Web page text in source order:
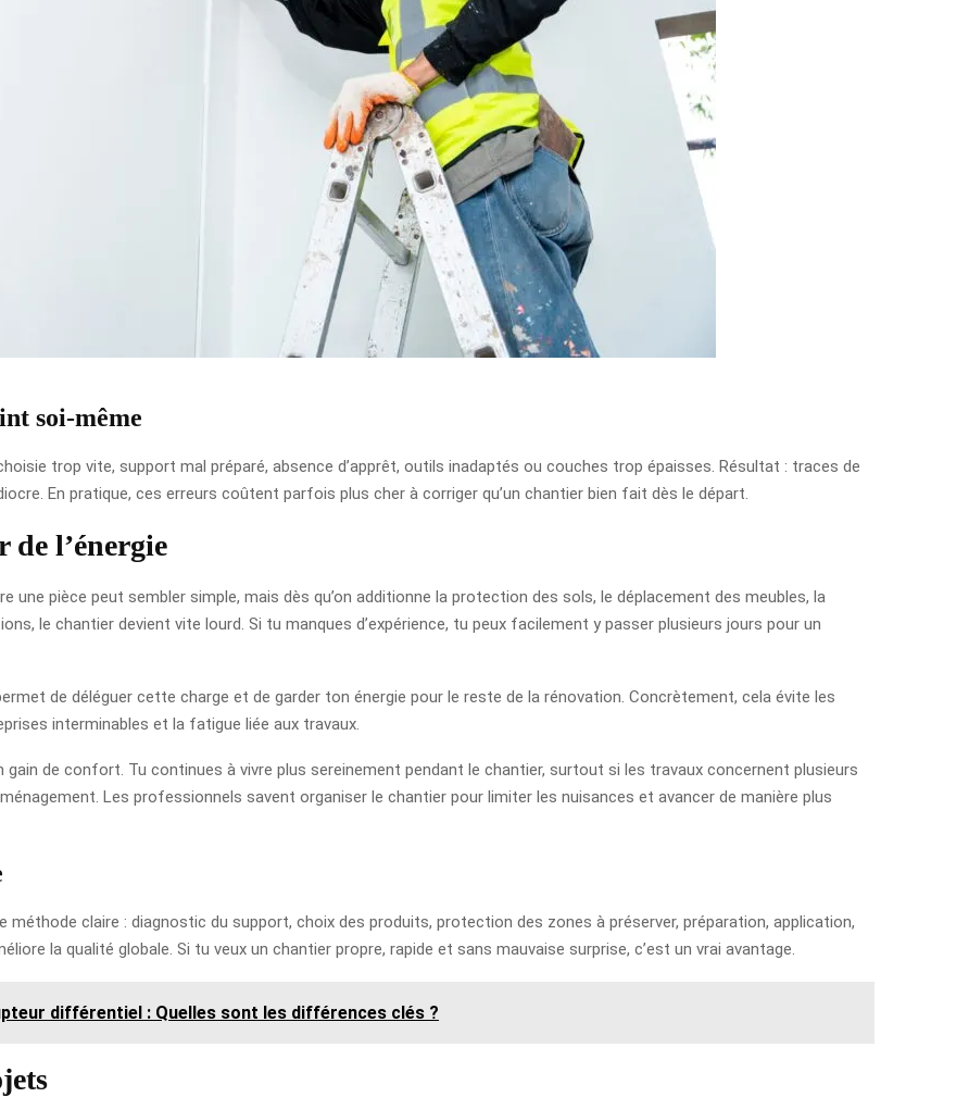
soi-même
trop vite, support mal préparé, absence d’apprêt, outils inadaptés ou couches trop épaisses. Résultat : traces de
En pratique, ces erreurs coûtent parfois plus cher à corriger qu’un chantier bien fait dès le départ.
de l’énergie
une pièce peut sembler simple, mais dès qu’on additionne la protection des sols, le déplacement des meubles, la
le chantier devient vite lourd. Si tu manques d’expérience, tu peux facilement y passer plusieurs jours pour un
de déléguer cette charge et de garder ton énergie pour le reste de la rénovation. Concrètement, cela évite les
interminables et la fatigue liée aux travaux.
de confort. Tu continues à vivre plus sereinement pendant le chantier, surtout si les travaux concernent plusieurs
Les professionnels savent organiser le chantier pour limiter les nuisances et avancer de manière plus
méthode claire : diagnostic du support, choix des produits, protection des zones à préserver, préparation, application,
la qualité globale. Si tu veux un chantier propre, rapide et sans mauvaise surprise, c’est un vrai avantage.
différentiel : Quelles sont les différences clés ?